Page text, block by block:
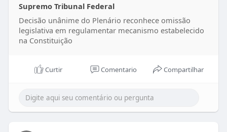
Supremo Tribunal Federal
Decisão unânime do Plenário reconhece omissão
legislativa em regulamentar mecanismo estabelecido
na Constituição
Curtir Comentario Compartilhar